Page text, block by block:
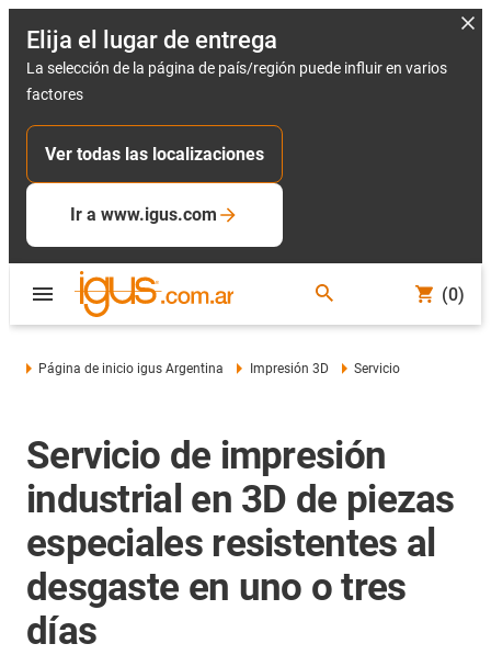
Elija el lugar de entrega
La selección de la página de país/región puede influir en varios
factores
Ver todas las localizaciones
Ir a www.igus.com
(0)
Página de inicio igus Argentina Impresión 3D Servicio
Servicio de impresión
industrial en 3D de piezas
especiales resistentes al
desgaste en uno o tres
días